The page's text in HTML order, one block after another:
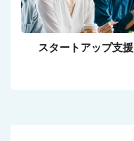
スタートアップ支援